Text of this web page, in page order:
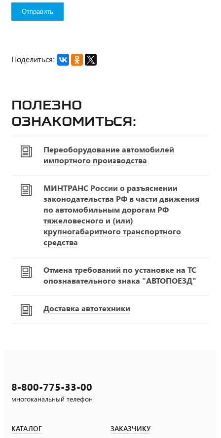
Поделиться:
Полезно
ознакомиться:
Переоборудование автомобилей
импортного производства
МИНТРАНС России о разъяснении
законодательства РФ в части движения
по автомобильным дорогам РФ
тяжеловесного и (или)
крупногабаритного транспортного
средства
Отмена требований по установке на ТС
опознавательного знака "АВТОПОЕЗД"
Доставка автотехники
8-800-775-33-00
многоканальный телефон
КАТАЛОГ ЗАКАЗЧИКУ